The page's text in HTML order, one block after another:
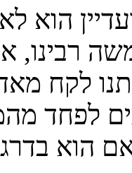
הוא
רבינו,
לקח
לפחד